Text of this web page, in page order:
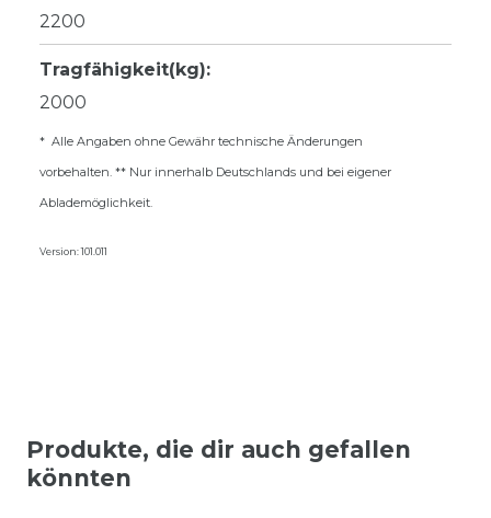
2200
Tragfähigkeit(kg):
2000
* Alle Angaben ohne Gewähr technische Änderungen
vorbehalten. ** Nur innerhalb Deutschlands und bei eigener
Ablademöglichkeit.
Version: 101.011
Produkte, die dir auch gefallen
könnten